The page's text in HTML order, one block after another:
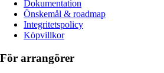
Dokumentation
Önskemål & roadmap
Integritetspolicy
Köpvillkor
För arrangörer